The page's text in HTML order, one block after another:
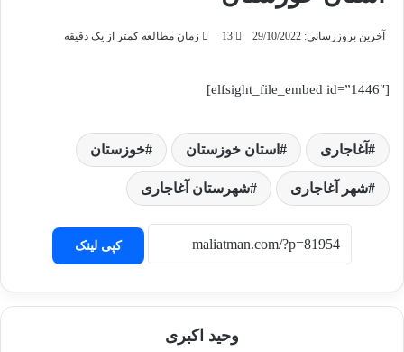
آخرین بروزرسانی: 29/10/2022 13 زمان مطالعه کمتر از یک دقیقه
[elfsight_file_embed id=”1446″]
آغاجاری استان خوزستان خوزستان
شهر آغاجاری شهرستان آغاجاری
کپی لینک
وحید اکبری